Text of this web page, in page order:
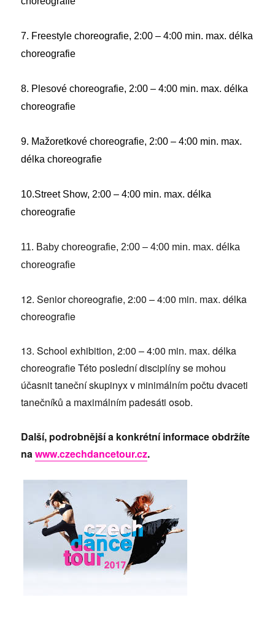
7. Freestyle choreografie, 2:00 – 4:00 min. max. délka
choreografie
8. Plesové choreografie, 2:00 – 4:00 min. max. délka
choreografie
9. Mažoretkové choreografie, 2:00 – 4:00 min. max.
délka choreografie
10.Street Show, 2:00 – 4:00 min. max. délka
choreografie
11. Baby choreografie, 2:00 – 4:00 min. max. délka
choreografie
12. Senior choreografie, 2:00 – 4:00 min. max. délka
choreografie
13. School exhibition, 2:00 – 4:00 min. max. délka
choreografie Této poslední disciplíny se mohou
účasnit taneční skupinyx v minimálním počtu dvaceti
tanečníků a maximálním padesáti osob.
Další, podrobnější a konkrétní informace obdržíte
nawww.czechdancetour.cz.